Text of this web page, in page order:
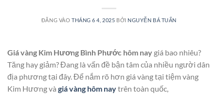
ĐĂNG VÀO THÁNG 6 4, 2025 BỞI NGUYỄN BÁ TUẤN
Giá vàng Kim Hương Bình Phước hôm nay giá bao nhiêu?
Tăng hay giảm? Đang là vấn đề bận tâm của nhiều người dân
địa phương tại đây. Để nắm rõ hơn giá vàng tại tiệm vàng
Kim Hương và giá vàng hôm naytrên toàn quốc,